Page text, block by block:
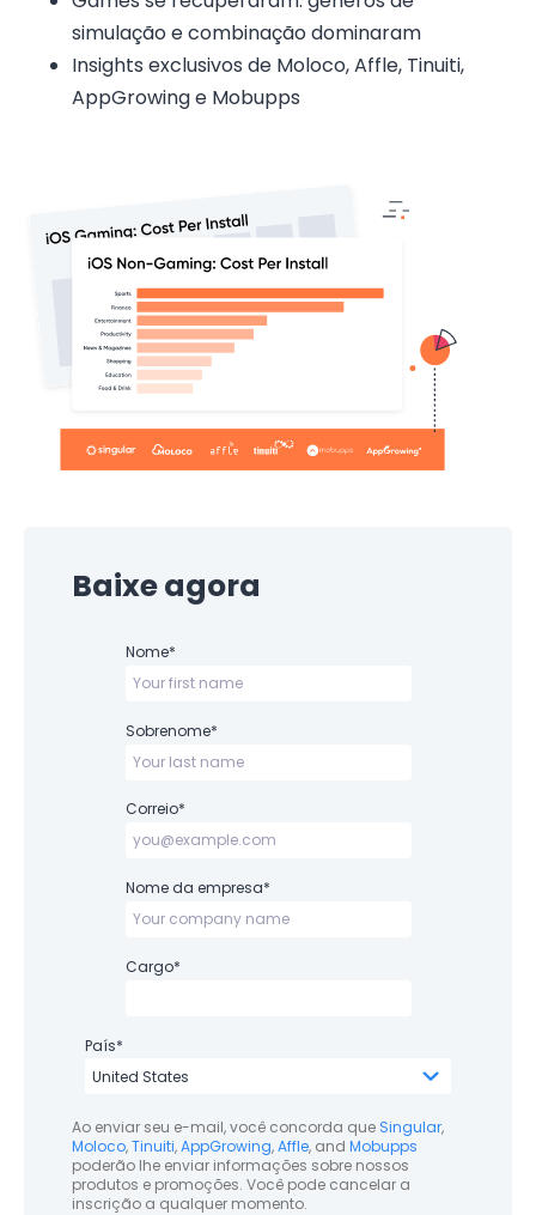
simulação e combinação dominaram
Insights exclusivos de Moloco, Affle, Tinuiti,
AppGrowing e Mobupps
Baixe agora
Nome*
Sobrenome*
Correio*
Nome da empresa*
Cargo*
País*
Ao enviar seu e-mail, você concorda que Singular,
Moloco,Tinuiti,AppGrowing,Affle, and Mobupps
poderão lhe enviar informações sobre nossos
produtos e promoções. Você pode cancelar a
inscrição a qualquer momento.